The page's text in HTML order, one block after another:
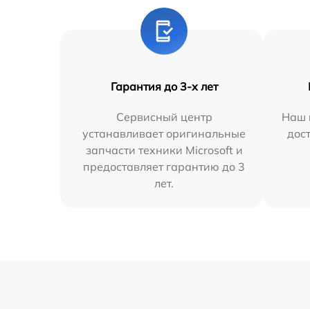
Гарантия до 3-х лет
Сервисный центр
устанавливает оригинальные
запчасти техники Microsoft и
предоставляет гарантию до 3
лет.
Наш